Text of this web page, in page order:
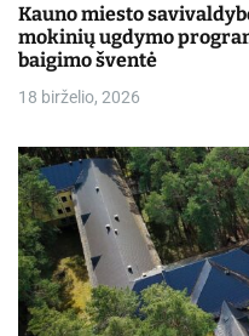
Kauno miesto
mokinių ugdymo
baigimo šventė
18 birželio, 2026